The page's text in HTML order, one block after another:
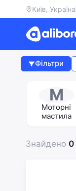
Київ, Україна
Фільтри
М
Моторні
мастила
Знайдено 0